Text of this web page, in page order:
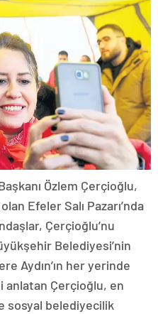
Özlem Çerçioğlu,
Efeler Salı Pazarı’nda
Çerçioğlu’nu
Belediyesi’nin
Aydın’ın her yerinde
anlatan Çerçioğlu, en
sosyal belediyecilik